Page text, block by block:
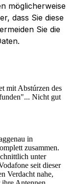
möglicherweise
dass Sie diese
Sie die